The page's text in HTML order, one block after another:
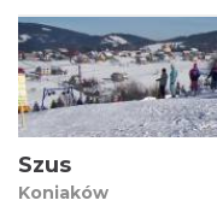
Szus
Koniaków